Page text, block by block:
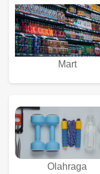
Mart
Olahraga